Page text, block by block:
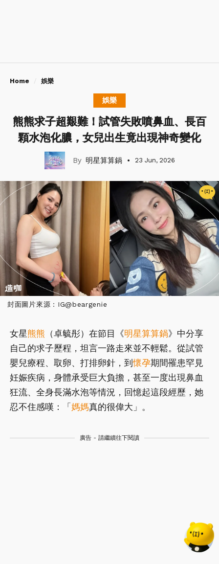
Home 娛樂
娛樂
熊熊求子超艱難！試管失敗噴鼻血、長百
顆水泡化膿，女兒出生竟出現神奇變化
明星算算鍋 23 Jun, 2026
封面圖片來源：IG@beargenie
女星熊熊 （卓毓彤）在節目《明星算算鍋》中分享
自己的求子歷程，坦言一路走來並不輕鬆。從試管
嬰兒療程、取卵、打排卵針，到懷孕期間罹患罕見
妊娠疾病，身體承受巨大負擔，甚至一度出現鼻血
狂流、全身長滿水泡等情況，回憶起這段經歷，她
忍不住感嘆：「媽媽真的很偉大」。
廣告 - 請繼續往下閱讀